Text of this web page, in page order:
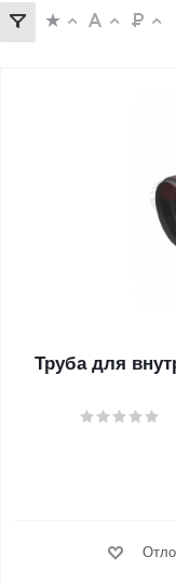
Труба для